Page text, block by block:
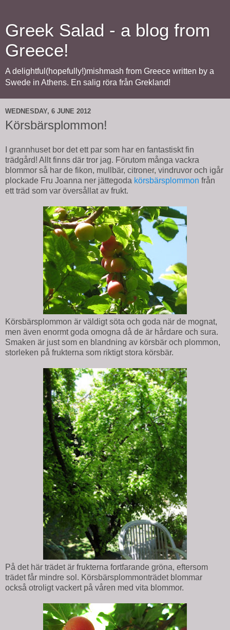
Greek Salad - a blog from
Greece!
A delightful(hopefully!)mishmash from Greece written by a
Swede in Athens. En salig röra från Grekland!
WEDNESDAY, 6 JUNE 2012
Körsbärsplommon!
I grannhuset bor det ett par som har en fantastiskt fin
trädgård! Allt finns där tror jag. Förutom många vackra
blommor så har de fikon, mullbär, citroner, vindruvor och igår
plockade Fru Joanna ner jättegoda körsbärsplommon från
ett träd som var översållat av frukt.
Körsbärsplommon är väldigt söta och goda när de mognat,
men även enormt goda omogna då de är hårdare och sura.
Smaken är just som en blandning av körsbär och plommon,
storleken på frukterna som riktigt stora körsbär.
På det här trädet är frukterna fortfarande gröna, eftersom
trädet får mindre sol. Körsbärsplommonträdet blommar
också otroligt vackert på våren med vita blommor.